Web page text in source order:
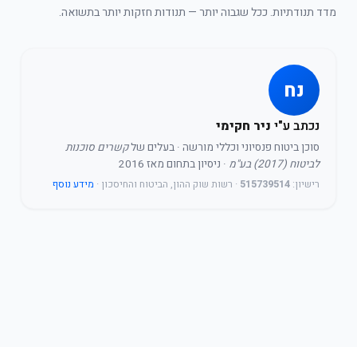
מדד תנודתיות. ככל שגבוה יותר — תנודות חזקות יותר בתשואה.
נח
נכתב ע"י ניר חקימי
סוכן ביטוח פנסיוני וכללי מורשה · בעלים שלקשרים סוכנות
לביטוח (2017) בע"מ
· ניסיון בתחום מאז 2016
רישיון: 515739514 · רשות שוק ההון, הביטוח והחיסכון · מידע נוסף